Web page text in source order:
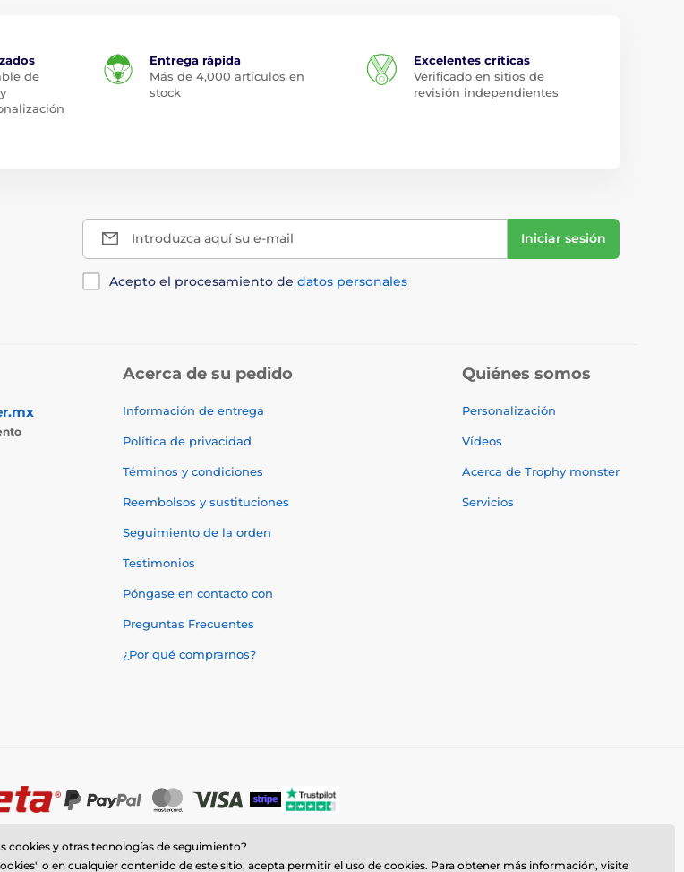
de
Entrega rápida
Más de 4,000 artículos en
stock
Excelentes críticas
Verificado en sitios de
revisión independientes
Introduzca aquí su e-mail Iniciar sesión
Acepto el procesamiento de datos personales
Acerca de su pedido
Información de entrega
Política de privacidad
Términos y condiciones
Reembolsos y sustituciones
Seguimiento de la orden
Testimonios
Póngase en contacto con
Preguntas Frecuentes
¿Por qué comprarnos?
Quiénes somos
Personalización
Vídeos
Acerca de Trophy monster
Servicios
cookies y otras tecnologías de seguimiento?
o en cualquier contenido de este sitio, acepta permitir el uso de cookies. Para obtener más información, visite